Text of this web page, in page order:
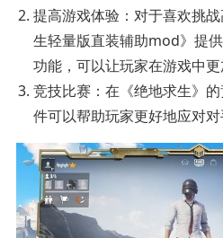
提高游戏体验：对于喜欢挑
生轻量版直装辅助mod》提
功能，可以让玩家在游戏中更
竞技比赛：在《绝地求生》
件可以帮助玩家更好地应对对